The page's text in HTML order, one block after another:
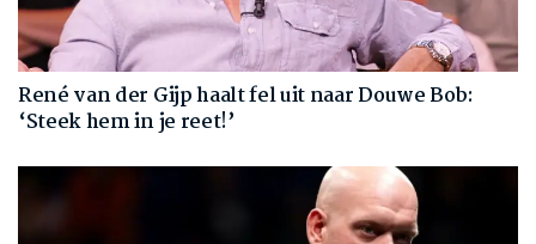
René van der Gijp haalt fel uit naar Douwe Bob:
‘Steek hem in je reet!’